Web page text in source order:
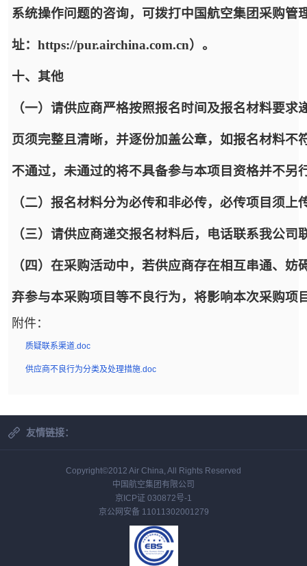
系统操作问题的咨询，可拨打中国航空集团采购
址：https://pur.airchina.com.cn）。
十、其他
（一）请供应商严格按照报名时间及报名材料要
页须完整且清晰，并逐份加盖公章，如报名材料
不通过，未通过的将不具备参与本项目资格并不另
（二）报名材料分为必传和非必传，必传项目须上
（三）请供应商递交报名材料后，电话联系我公
（四）在采购活动中，若供应商存在相互串通、
弃参与本采购项目等不良行为，将影响本次采购
附件：
质疑联系渠道.doc
供应商不良行为分类及处理措施.doc
友情链接：
Copyright©2012 Air China, All Rights Reserved
中国航空集团有限公司
京ICP证 030872号-1
京公网安备 11011302001279